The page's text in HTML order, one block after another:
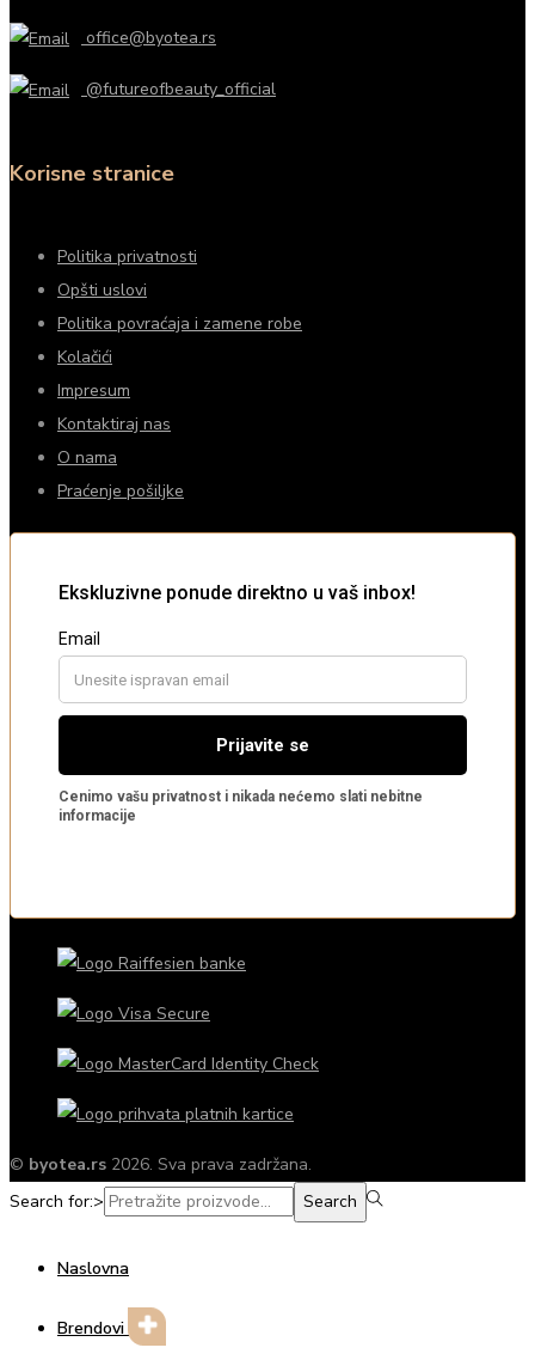
office@byotea.rs
@futureofbeauty_official
Korisne stranice
Politika privatnosti
Opšti uslovi
Politika povraćaja i zamene robe
Kolačići
Impresum
Kontaktiraj nas
O nama
Praćenje pošiljke
© byotea.rs 2026. Sva prava zadržana.
Search for:>
Search
Naslovna
Brendovi